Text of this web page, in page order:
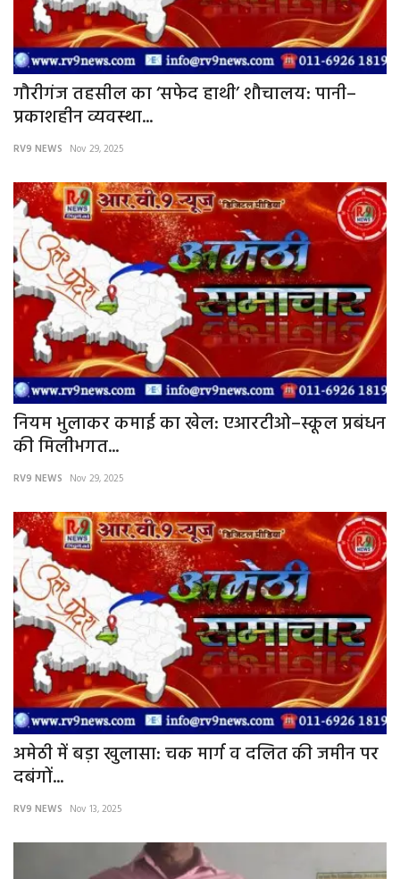
गौरीगंज तहसील का ‘सफेद हाथी’ शौचालय: पानी–
प्रकाशहीन व्यवस्था...
RV9 NEWS Nov 29, 2025
नियम भुलाकर कमाई का खेल: एआरटीओ–स्कूल प्रबंधन
की मिलीभगत...
RV9 NEWS Nov 29, 2025
अमेठी में बड़ा खुलासा: चक मार्ग व दलित की जमीन पर
दबंगों...
RV9 NEWS Nov 13, 2025